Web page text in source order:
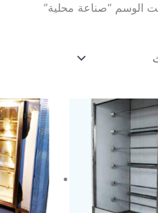
الوسم “صناعة محلية”